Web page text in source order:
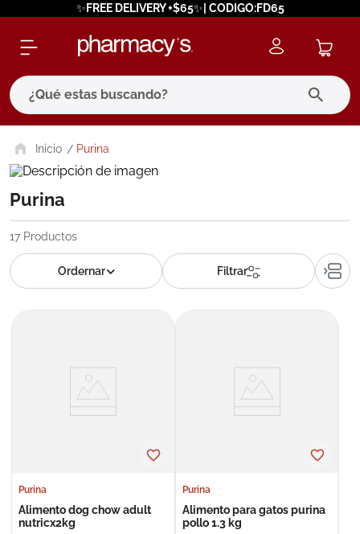
✨FREE DELIVERY +$65✨| CODIGO:FD65
¿Qué estas buscando?
Purina
Purina
17 Productos
Purina
Alimento dog chow adult
nutricx2kg
Purina
Alimento para gatos purina
pollo 1.3 kg
términos más buscados
1. eucerin
2. protector solar
3. bioderma
5. cerave
roche posay
nivea